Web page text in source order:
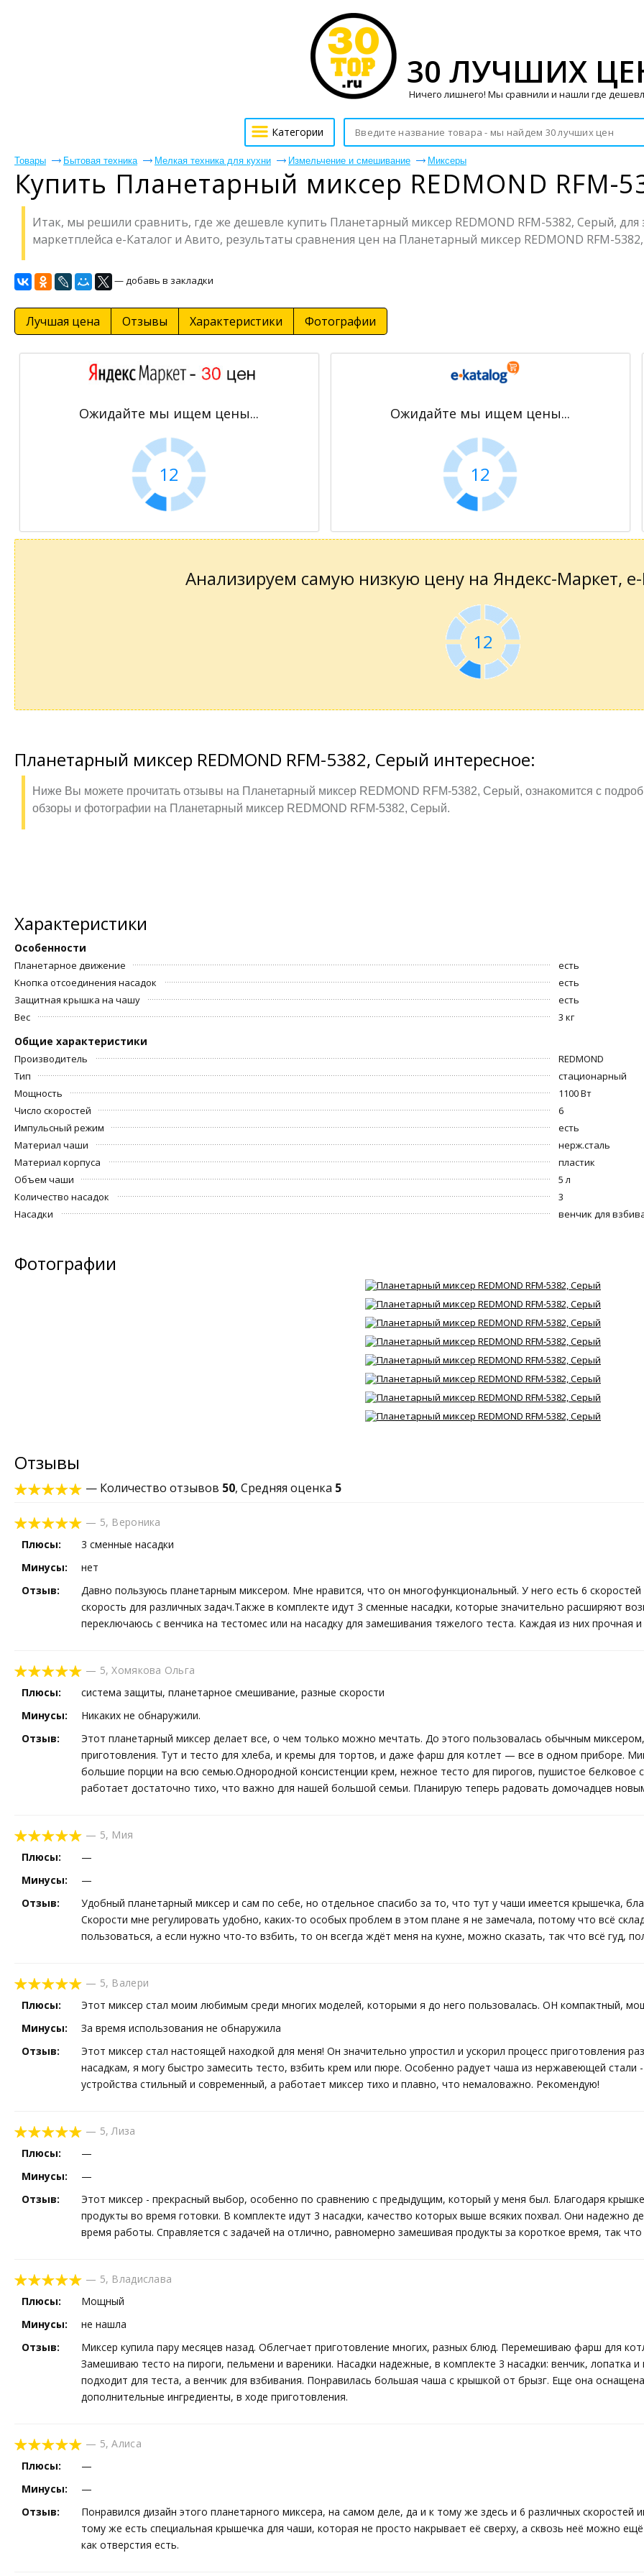
Товары Бытовая техника Мелкая техника для кухни Измельчение и смешивание Миксеры
Купить Планетарный миксер REDMOND RFM-
Итак, мы решили сравнить, где же дешевле купить Планетарный миксер REDMOND RFM-5382, Серый, для
маркетплейса е-Каталог и Авито, результаты сравнения цен на Планетарный миксер REDMOND RFM-
— добавь в закладки
Лучшая цена Отзывы Характеристики Фотографии
Ожидайте мы ищем цены...
11
Ожидайте мы ищем цены...
11
Анализируем самую низкую цену на Яндекс-Маркет,
11
Планетарный миксер REDMOND RFM-5382, Серый интересное:
Ниже Вы можете прочитать отзывы на Планетарный миксер REDMOND RFM-5382, Серый, ознакомится с
обзоры и фотографии на Планетарный миксер REDMOND RFM-5382, Серый.
Характеристики
Особенности
Планетарное движение
есть
Кнопка отсоединения насадок
есть
Защитная крышка на чашу
есть
Вес
3 кг
Общие характеристики
Производитель
REDMOND
Тип
стационарный
Мощность
1100 Вт
Число скоростей
6
Импульсный режим
есть
Материал чаши
нерж.сталь
Материал корпуса
пластик
Объем чаши
5 л
Количество насадок
3
Насадки
венчик для
Фотографии
Отзывы
— Количество отзывов 50, Средняя оценка 5
— 5, Вероника
Плюсы:
3 сменные насадки
Минусы:
нет
Отзыв:
Давно пользуюсь планетарным миксером. Мне нравится, что он многофункциональный. У него есть 6
скорость для различных задач.Также в комплекте идут 3 сменные насадки, которые значительно расширяют
переключаюсь с венчика на тестомес или на насадку для замешивания тяжелого теста. Каждая из них прочная
— 5,Хомякова Ольга
Плюсы:
система защиты, планетарное смешивание, разные скорости
Минусы:
Никаких не обнаружили.
Отзыв:
Этот планетарный миксер делает все, о чем только можно мечтать. До этого пользовалась обычным
приготовления. Тут и тесто для хлеба, и кремы для тортов, и даже фарш для котлет — все в одном приборе.
большие порции на всю семью.Однородной консистенции крем, нежное тесто для пирогов, пушистое белковое
работает достаточно тихо, что важно для нашей большой семьи. Планирую теперь радовать домочадцев
— 5, Мия
Плюсы:
—
Минусы:
—
Отзыв:
Удобный планетарный миксер и сам по себе, но отдельное спасибо за то, что тут у чаши имеется крышечка,
Скорости мне регулировать удобно, каких-то особых проблем в этом плане я не замечала, потому что всё
пользоваться, а если нужно что-то взбить, то он всегда ждёт меня на кухне, можно сказать, так что всё гуд,
— 5, Валери
Плюсы:
Этот миксер стал моим любимым среди многих моделей, которыми я до него пользовалась. ОН компактный,
Минусы:
За время использования не обнаружила
Отзыв:
Этот миксер стал настоящей находкой для меня! Он значительно упростил и ускорил процесс приготовления
насадкам, я могу быстро замесить тесто, взбить крем или пюре. Особенно радует чаша из нержавеющей стали
устройства стильный и современный, а работает миксер тихо и плавно, что немаловажно. Рекомендую!
— 5,Лиза
Плюсы:
—
Минусы:
—
Отзыв:
Этот миксер - прекрасный выбор, особенно по сравнению с предыдущим, который у меня был. Благодаря
продукты во время готовки. В комплекте идут 3 насадки, качество которых выше всяких похвал. Они надежно
время работы. Справляется с задачей на отлично, равномерно замешивая продукты за короткое время, так
— 5, Владислава
Плюсы:
Мощный
Минусы:
не нашла
Отзыв:
Миксер купила пару месяцев назад. Облегчает приготовление многих, разных блюд. Перемешиваю фарш для
Замешиваю тесто на пироги, пельмени и вареники. Насадки надежные, в комплекте 3 насадки: венчик, лопатка
подходит для теста, а венчик для взбивания. Понравилась большая чаша с крышкой от брызг. Еще она
дополнительные ингредиенты, в ходе приготовления.
— 5,Алиса
Плюсы:
—
Минусы:
—
Отзыв:
Понравился дизайн этого планетарного миксера, на самом деле, да и к тому же здесь и 6 различных
тому же есть специальная крышечка для чаши, которая не просто накрывает её сверху, а сквозь неё можно
как отверстия есть.
30 ЛУЧШИХ
Ничего лишнего! Мы сравнили и нашли где
Категории